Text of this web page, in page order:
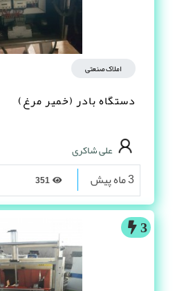
املاک صنعتی
دستگاه بادر (خمیر مرغ)
علی شاکری
3 ماه پیش
3